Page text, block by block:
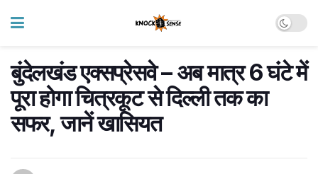
बुंदेलखंड एक्सप्रेसवे – अब मात्र 6 घंटे में
पूरा होगा चित्रकूट से दिल्ली तक का
सफर, जानें खासियत